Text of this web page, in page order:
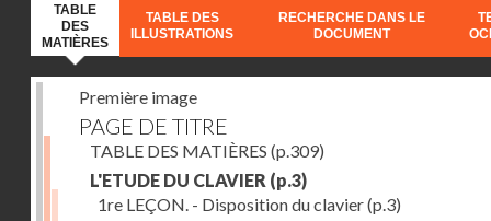
TABLE
DES
MATIÈRES
TABLE DES
ILLUSTRATIONS
RECHERCHE DANS LE
DOCUMENT
Première image
PAGE DE TITRE
TABLE DES MATIÈRES (p.309)
L'ETUDE DU CLAVIER (p.3)
1re LEÇON. - Disposition du clavier(p.3)